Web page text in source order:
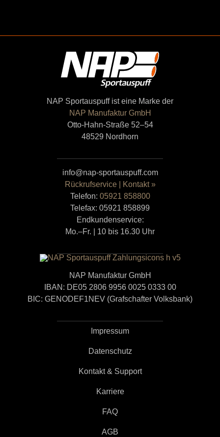
NAP Sportauspuff ist eine Marke der
NAP Manufaktur GmbH
Otto-Hahn-Straße 52–54
48529 Nordhorn
info@nap-sportauspuff.com
Rückrufservice | Kontakt »
Telefon: 05921 858800
Telefax: 05921 858899
Endkundenservice:
Mo.–Fr. | 10 bis 16.30 Uhr
NAP Manufaktur GmbH
IBAN: DE05 2806 9956 0025 0333 00
BIC: GENODEF1NEV (Grafschafter Volksbank)
Impressum
Datenschutz
Kontakt & Support
Karriere
FAQ
AGB